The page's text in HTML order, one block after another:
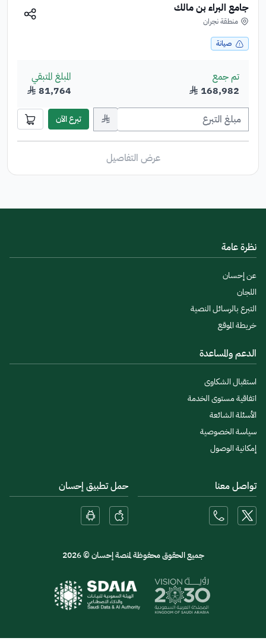
جامع البراء بن مالك
منطقة نجران
صيانة
تم جمع
168,982﷼
المبلغ المتبقي
81,764﷼
﷼
تبرع الآن
عرض التفاصيل
نظرة عامة
عن إحسان
اللجان
التبرع بالرسائل النصية
خريطة الموقع
الدعم والمساعدة
استقبال الشكاوى
اتفاقية مستوى الخدمة
الأسئلة الشائعة
سياسة الخصوصية
إمكانية الوصول
تواصل معنا حمل تطبيق إحسان
جميع الحقوق محفوظة لمنصة إحسان © 2026